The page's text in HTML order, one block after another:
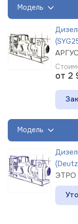
Модель
АРГУС
от 2
Модель
ЭТРО